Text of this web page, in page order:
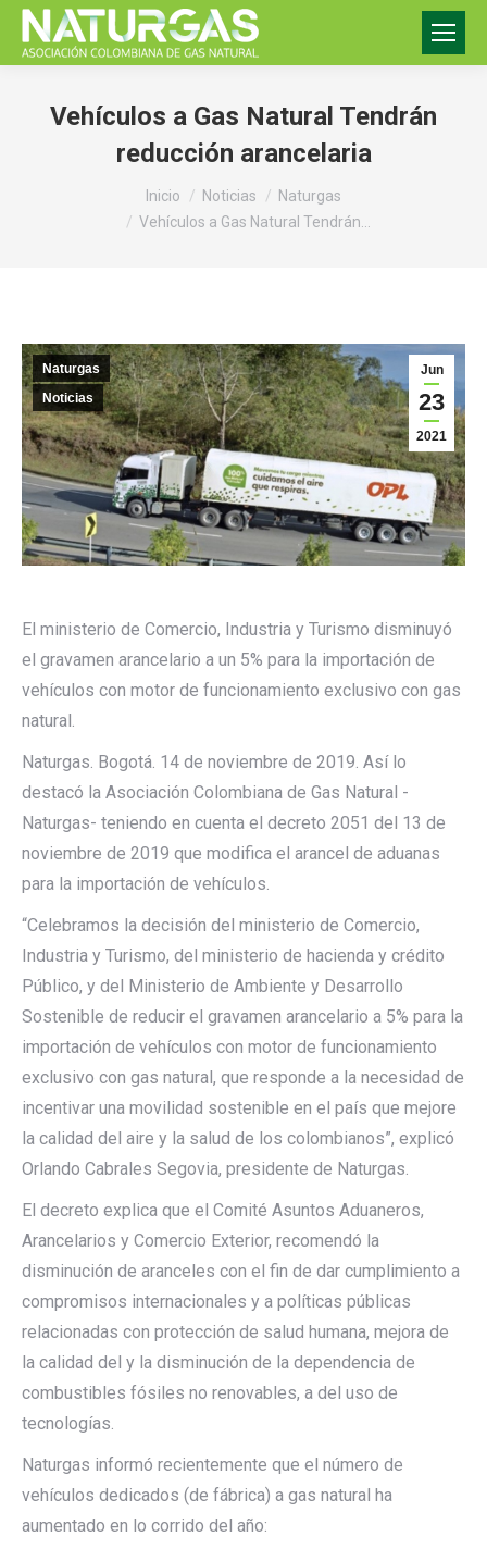
Vehículos a Gas Natural Tendrán
reducción arancelaria
Inicio Noticias
Naturgas
Vehículos a Gas Natural Tendrán…
Jun
23
2021
Naturgas
Noticias
El ministerio de Comercio, Industria y Turismo disminuyó
el gravamen arancelario a un 5% para la importación de
vehículos con motor de funcionamiento exclusivo con gas
natural.
Naturgas. Bogotá. 14 de noviembre de 2019. Así lo
destacó la Asociación Colombiana de Gas Natural -
Naturgas- teniendo en cuenta el decreto 2051 del 13 de
noviembre de 2019 que modifica el arancel de aduanas
para la importación de vehículos.
“Celebramos la decisión del ministerio de Comercio,
Industria y Turismo, del ministerio de hacienda y crédito
Público, y del Ministerio de Ambiente y Desarrollo
Sostenible de reducir el gravamen arancelario a 5% para la
importación de vehículos con motor de funcionamiento
exclusivo con gas natural, que responde a la necesidad de
incentivar una movilidad sostenible en el país que mejore
la calidad del aire y la salud de los colombianos”, explicó
Orlando Cabrales Segovia, presidente de Naturgas.
El decreto explica que el Comité Asuntos Aduaneros,
Arancelarios y Comercio Exterior, recomendó la
disminución de aranceles con el fin de dar cumplimiento a
compromisos internacionales y a políticas públicas
relacionadas con protección de salud humana, mejora de
la calidad del y la disminución de la dependencia de
combustibles fósiles no renovables, a del uso de
tecnologías.
Naturgas informó recientemente que el número de
vehículos dedicados (de fábrica) a gas natural ha
aumentado en lo corrido del año: